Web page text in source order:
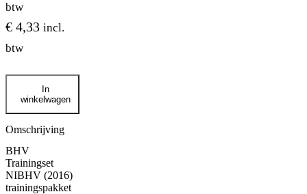
btw
€ 4,33 incl.
btw
BHV
Trainingset
NIBHV
(2016)
aantal
In
winkelwagen
Omschrijving
BHV
Trainingset
NIBHV (2016)
trainingspakket